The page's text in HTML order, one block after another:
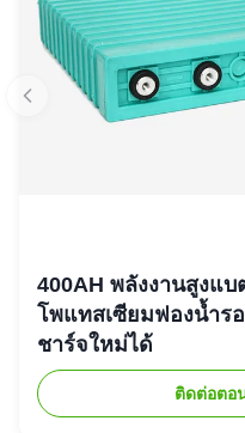
400AH พลังงานสูงแบ
โพแทสเซียมฟองน้ำร
ชาร์จใหม่ได้
ติดต่อตอ